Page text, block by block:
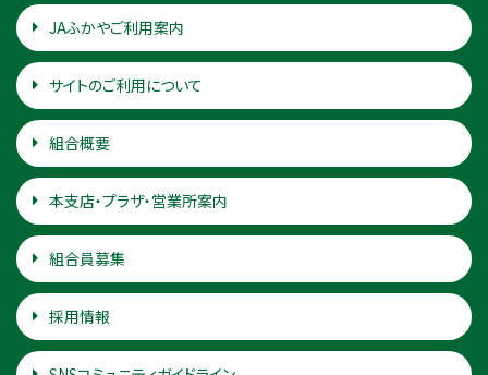
JAふかやご利用案内
サイトのご利用について
組合概要
本支店・プラザ・営業所案内
組合員募集
採用情報